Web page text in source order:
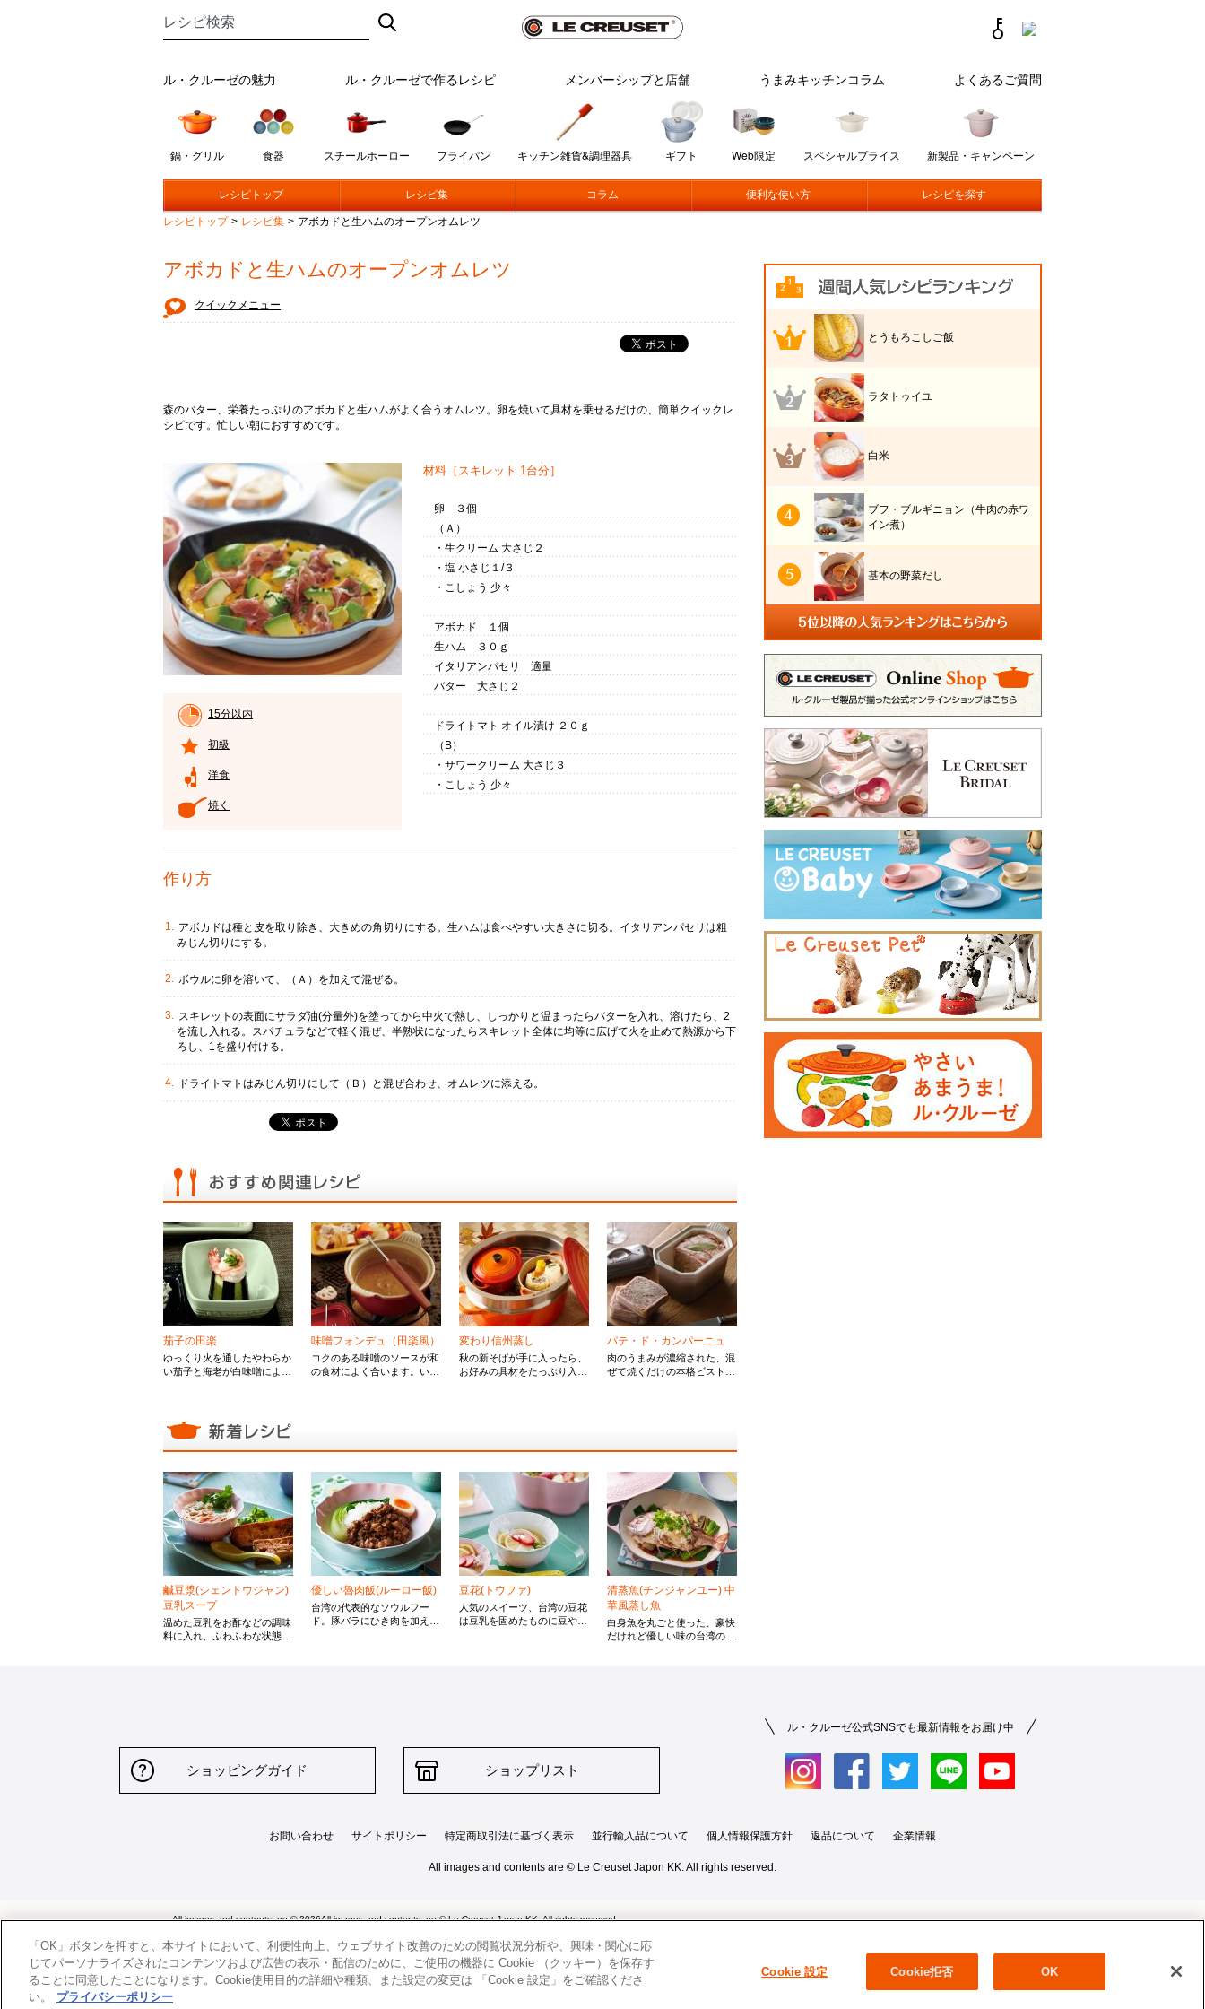
ル・クルーゼの魅力 ル・クルーゼで作るレシピ メンバーシップと店舗 うまみキッチンコラム よくあるご質問
鍋・グリル 食器 スチールホーロー フライパン キッチン雑貨&調理器具 ギフト Web限定 スペシャルプライス 新製品・キャンペーン
レシピトップ レシピ集 コラム 便利な使い方 レシピを探す
レシピトップ > レシピ集 > アボカドと生ハムのオープンオムレツ
アボカドと生ハムのオープンオムレツ
クイックメニュー
森のバター、栄養たっぷりのアボカドと生ハムがよく合うオムレツ。卵を焼いて具材を乗せるだけの、簡単クイックレ
シピです。忙しい朝におすすめです。
15分以内
初級
洋食
焼く
材料 ［スキレット 1台分］
卵 ３個
（Ａ）
・生クリーム 大さじ２
・塩 小さじ１/３
・こしょう 少々
アボカド １個
生ハム ３０ｇ
イタリアンパセリ 適量
バター 大さじ２
ドライトマト オイル漬け ２０ｇ
（B）
・サワークリーム 大さじ３
・こしょう 少々
作り方
アボカドは種と皮を取り除き、大きめの角切りにする。生ハムは食べやすい大きさに切る。イタリアンパセリは粗
みじん切りにする。
ボウルに卵を溶いて、（Ａ）を加えて混ぜる。
スキレットの表面にサラダ油(分量外)を塗ってから中火で熱し、しっかりと温まったらバターを入れ、溶けたら、2
を流し入れる。スパチュラなどで軽く混ぜ、半熟状になったらスキレット全体に均等に広げて火を止めて熱源から下
ろし、1を盛り付ける。
ドライトマトはみじん切りにして（Ｂ）と混ぜ合わせ、オムレツに添える。
茄子の田楽
ゆっくり火を通したやわらか
い茄子と海老が白味噌によく
味噌フォンデュ（田楽風）
コクのある味噌のソースが和
の食材によく合います。いろ
変わり信州蒸し
秋の新そばが手に入ったら、
お好みの具材をたっぷり入れ
パテ・ド・カンパーニュ
肉のうまみが濃縮された、混
ぜて焼くだけの本格ビストロ
鹹豆漿(シェントウジャン)
豆乳スープ
温めた豆乳をお酢などの調味
料に入れ、ふわふわな状態に
優しい魯肉飯(ルーロー飯)
台湾の代表的なソウルフー
ド。豚バラにひき肉を加えて
豆花(トウファ)
人気のスイーツ、台湾の豆花
は豆乳を固めたものに豆や白
清蒸魚(チンジャンユー) 中
華風蒸し魚
白身魚を丸ごと使った、豪快
だけれど優しい味の台湾の家
とうもろこしご飯
ラタトゥイユ
白米
ブフ・ブルギニョン（牛肉の赤ワ
イン煮）
基本の野菜だし
ショッピングガイド ショップリスト
ル・クルーゼ公式SNSでも最新情報をお届け中
お問い合わせ サイトポリシー 特定商取引法に基づく表示 並行輸入品について 個人情報保護方針 返品について 企業情報
All images and contents are © Le Creuset Japon KK. All rights reserved.
All images and contents are © 2026All images and contents are © Le Creuset Japon KK. All rights reserved.
「OK」ボタンを押すと、本サイトにおいて、利便性向上、ウェブサイト改善のための閲覧状況分析や、興味・関心に応
じてパーソナライズされたコンテンツおよび広告の表示・配信のために、ご使用の機器に Cookie （クッキー）を保存す
ることに同意したことになります。Cookie使用目的の詳細や種類、また設定の変更は 「Cookie 設定」をご確認くださ
い。
プライバシーポリシー
Cookie 設定 Cookie拒否 OK